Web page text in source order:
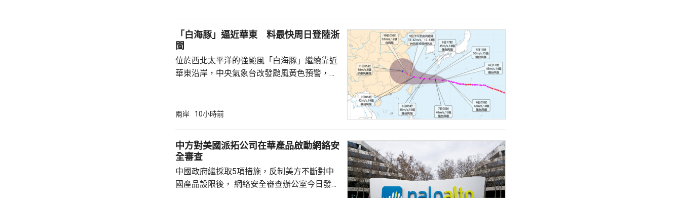
「白海豚」逼近華東 料最快周日登陸浙
閩
位於西北太平洋的強颱風「白海豚」繼續靠近
華東沿岸，中央氣象台改發颱風黃色預警，預
一早上在浙江到福建北部沿岸地區登陸，風力
西行，在南方迴旋2至3日；或北上與西風帶系
統結合，可能為北方帶來時間長、範圍大的風
雨影響。國家海洋預報台發布海浪橙...
兩岸 10小時前
中方對美國派拓公司在華產品啟動網絡安
全審查
中國政府繼採取5項措施，反制美方不斷對中
國產品設限後， 網絡安全審查辦公室今日發公